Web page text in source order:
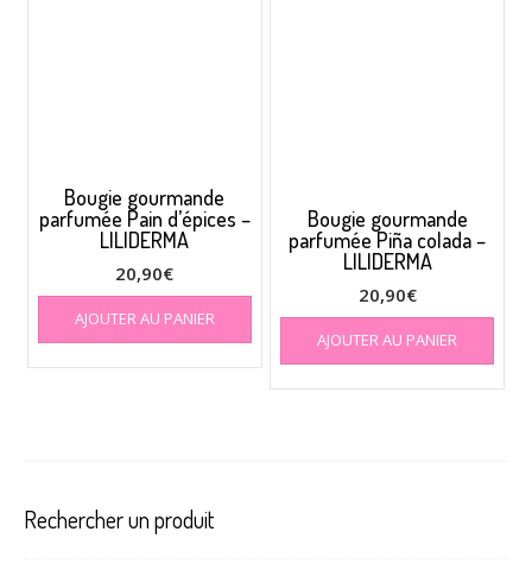
Bougie gourmande
parfumée Pain d’épices –
LILIDERMA
20,90€
AJOUTER AU PANIER
Bougie gourmande
parfumée Piña colada –
LILIDERMA
20,90€
AJOUTER AU PANIER
Rechercher un produit